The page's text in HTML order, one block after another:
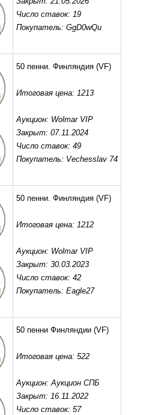
Число ставок: 19
Покупатель: GgD0wQu
50 пенни. Финляндия (VF)
Итоговая цена: 1213
Аукцион: Wolmar VIP
Закрыт: 07.11.2024
Число ставок: 49
Покупатель: Vechesslav 74
50 пенни. Финляндия (VF)
Итоговая цена: 1212
Аукцион: Wolmar VIP
Закрыт: 30.03.2023
Число ставок: 42
Покупатель: Eagle27
50 пенни Финляндии (VF)
Итоговая цена: 522
Аукцион: Аукцион СПБ
Закрыт: 16.11.2022
Число ставок: 57